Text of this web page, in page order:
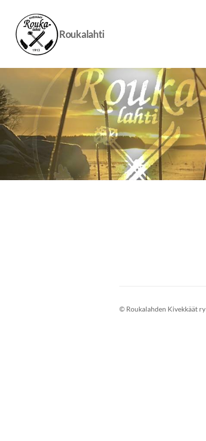
sivun
sisältöön
Roukalahti
© Roukalahden Kivekkäät ry